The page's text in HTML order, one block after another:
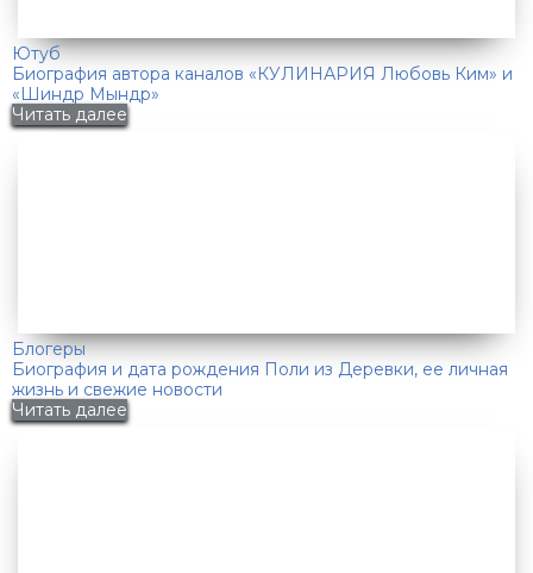
Ютуб
Биография автора каналов «КУЛИНАРИЯ Любовь Ким» и
«Шиндр Мындр»
Читать далее
Блогеры
Биография и дата рождения Поли из Деревки, ее личная
жизнь и свежие новости
Читать далее